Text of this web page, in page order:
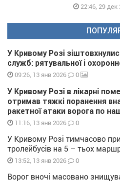
22:46, 29 дек
У Кривому Розі
служб: рятувальної і
09:26, 13 янв 2026 0
У Кривому Розі в лікарні
отримав тяжкі поранення
ракетної атаки ворога по
11:16, 13 янв 2026 0
У Кривому Розі тимчасово
тролейбусів на 5 – тьох
13:52, 13 янв 2026 0
Ворог вночі масовано